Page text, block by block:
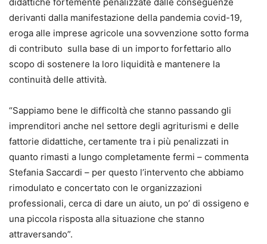
derivanti dalla manifestazione della pandemia covid-19,
eroga alle imprese agricole una sovvenzione sotto forma
di contributo sulla base di un importo forfettario allo
scopo di sostenere la loro liquidità e mantenere la
continuità delle attività.
“Sappiamo bene le difficoltà che stanno passando gli
imprenditori anche nel settore degli agriturismi e delle
fattorie didattiche, certamente tra i più penalizzati in
quanto rimasti a lungo completamente fermi – commenta
Stefania Saccardi – per questo l’intervento che abbiamo
rimodulato e concertato con le organizzazioni
professionali, cerca di dare un aiuto, un po’ di ossigeno e
una piccola risposta alla situazione che stanno
attraversando”.